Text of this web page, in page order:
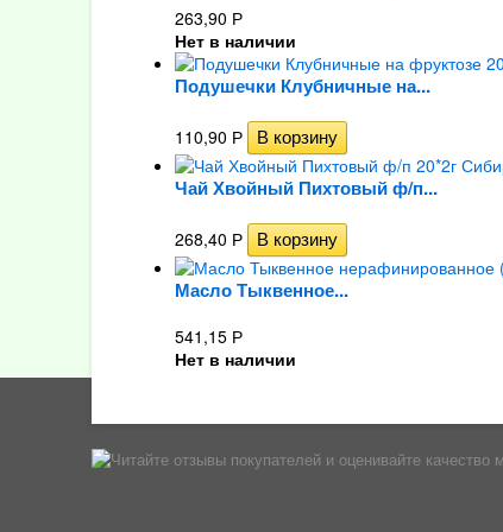
263,90 Р
Нет в наличии
Подушечки Клубничные на...
110,90 Р
Чай Хвойный Пихтовый ф/п...
268,40 Р
Масло Тыквенное...
541,15 Р
Нет в наличии